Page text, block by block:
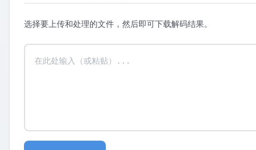
选择要上传和处理的文件，然后即可下载解码结果。